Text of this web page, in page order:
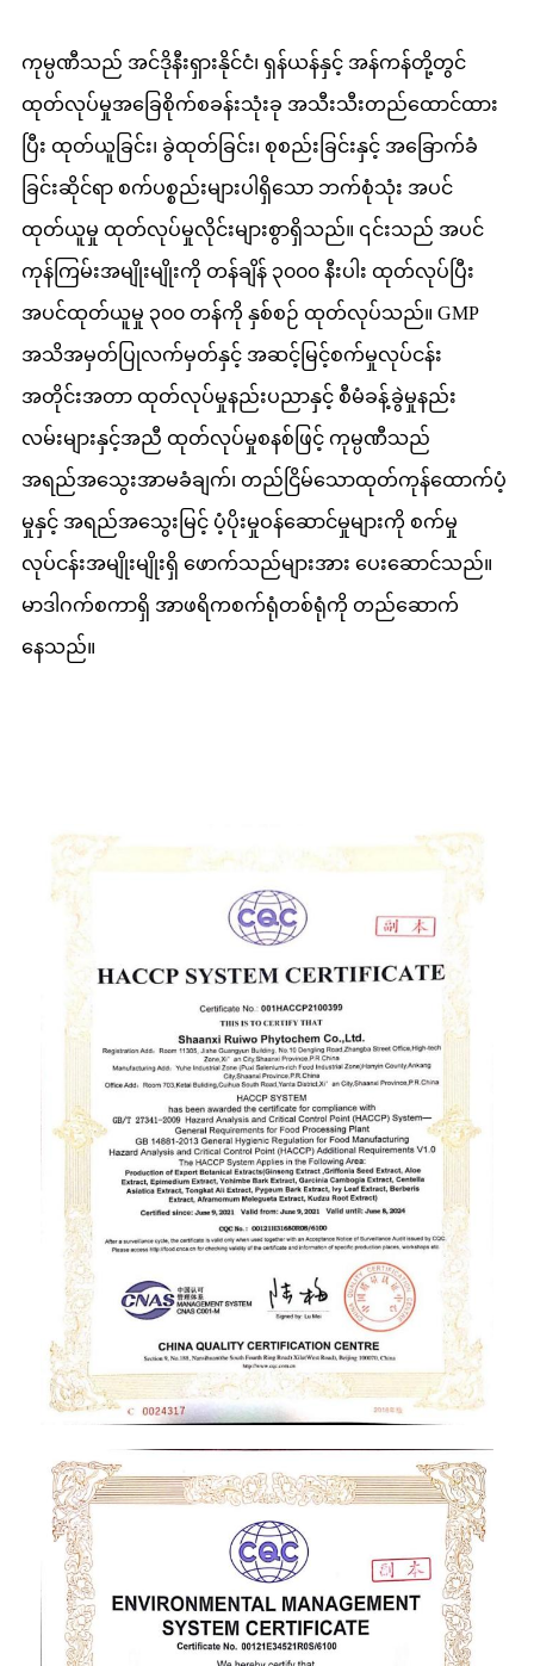
ကုမ္ပဏီသည် အင်ဒိုနီးရှားနိုင်ငံ၊ ရှန်ယန်နှင့် အန်ကန်တို့တွင်
ထုတ်လုပ်မှုအခြေစိုက်စခန်းသုံးခု အသီးသီးတည်ထောင်ထား
ပြီး ထုတ်ယူခြင်း၊ ခွဲထုတ်ခြင်း၊ စုစည်းခြင်းနှင့် အခြောက်ခံ
ခြင်းဆိုင်ရာ စက်ပစ္စည်းများပါရှိသော ဘက်စုံသုံး အပင်
ထုတ်ယူမှု ထုတ်လုပ်မှုလိုင်းများစွာရှိသည်။ ၎င်းသည် အပင်
ကုန်ကြမ်းအမျိုးမျိုးကို တန်ချိန် ၃၀၀၀ နီးပါး ထုတ်လုပ်ပြီး
အပင်ထုတ်ယူမှု ၃၀၀ တန်ကို နှစ်စဉ် ထုတ်လုပ်သည်။ GMP
အသိအမှတ်ပြုလက်မှတ်နှင့် အဆင့်မြင့်စက်မှုလုပ်ငန်း
အတိုင်းအတာ ထုတ်လုပ်မှုနည်းပညာနှင့် စီမံခန့်ခွဲမှုနည်း
လမ်းများနှင့်အညီ ထုတ်လုပ်မှုစနစ်ဖြင့် ကုမ္ပဏီသည်
အရည်အသွေးအာမခံချက်၊ တည်ငြိမ်သောထုတ်ကုန်ထောက်ပံ့
မှုနှင့် အရည်အသွေးမြင့် ပံ့ပိုးမှုဝန်ဆောင်မှုများကို စက်မှု
လုပ်ငန်းအမျိုးမျိုးရှိ ဖောက်သည်များအား ပေးဆောင်သည်။
မာဒါဂက်စကာရှိ အာဖရိကစက်ရုံတစ်ရုံကို တည်ဆောက်
နေသည်။